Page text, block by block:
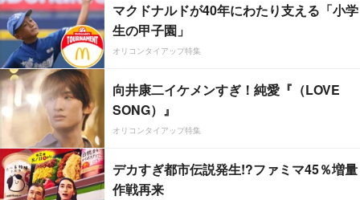
マクドナルドが40年にわたり支える「小学
生の甲子園」
オリコンタイアップ特集
向井康二イケメンすぎ！純愛『（LOVE
SONG）』
オリコンタイアップ特集
デカすぎ都市伝説発生!?ファミマ45％増量
作戦再来